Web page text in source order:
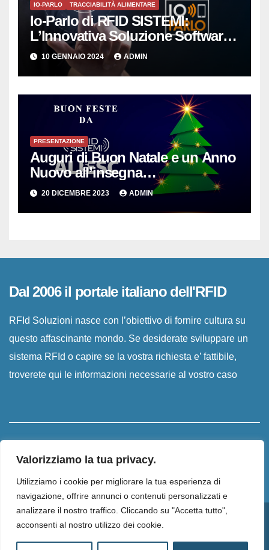
Valorizziamo la tua privacy.
Utilizziamo i cookie per migliorare la tua esperienza di
navigazione, offrire annunci o contenuti personalizzati e
analizzare il nostro traffico. Cliccando su "Accetta tutto",
acconsenti al nostro utilizzo dei cookie.
IO-PARLO TRACCIABILITÀ ALIMENTARE
Io-Parlo di RFID SISTEMI:
L’Innovativa Soluzione Software
per la Gestione Intelligente delle
Copie Digitali
10 GENNAIO 2024 ADMIN
PRESENTAZIONE
Auguri di Buon Natale e un Anno
Nuovo all’insegna
dell’Innovazione per le PMI
20 DICEMBRE 2023 ADMIN
Dal 2006 il portale italiano dell'RFID
RFId Soluzioni nasce con l’obiettivo di fornire cultura su
questo affascinante mondo. Se desiderate sviluppare un
sistema RFId o capire se la vostra richiesta e’ fattibile,
troverete qui le informazioni necessarie al vostro caso
Proudly powered by WordPress |Tema: